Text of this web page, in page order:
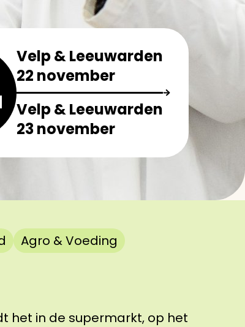
Velp & Leeuwarden
22 november
Velp & Leeuwarden
23 november
Agro & Voeding
het in de supermarkt, op het